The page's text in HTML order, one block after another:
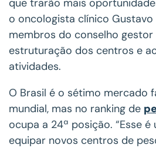
o oncologista clínico
membros do conselho gestor
estruturação dos centros e
atividades.
O Brasil é o sétimo mercado
mundial, mas no ranking de
ocupa a 24ª posição. “Esse
equipar novos centros de